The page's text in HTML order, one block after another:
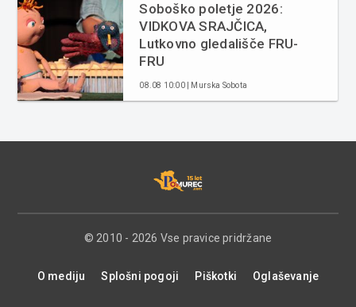
Soboško poletje 2026:
VIDKOVA SRAJČICA,
Lutkovno gledališče FRU-
FRU
08.08 10:00 | Murska Sobota
© 2010 - 2026 Vse pravice pridržane
O mediju Splošni pogoji Piškotki Oglaševanje